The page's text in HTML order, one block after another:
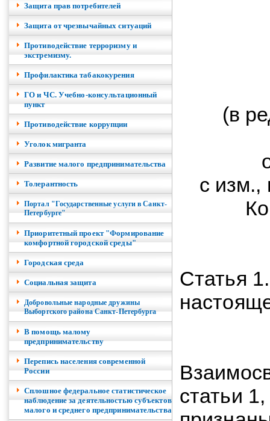
Защита прав потребителей
Защита от чрезвычайных ситуаций
Противодействие терроризму и
экстремизму.
Профилактика табакокурения
ГО и ЧС. Учебно-консультационный
пункт
Противодействие коррупции
Уголок мигранта
Развитие малого предпринимательства
Толерантность
Портал "Государственные услуги в Санкт-
Петербурге"
Приоритетный проект "Формирование
комфортной городской среды"
Городская среда
Социальная защита
Добровольные народные дружины
Выборгского района Санкт-Петербурга
В помощь малому
предпринимательству
Перепись населения современной
России
Сплошное федеральное статистическое
наблюдение за деятельностью субъектов
малого и среднего предпринимательства
(в
с
Статья
статьи